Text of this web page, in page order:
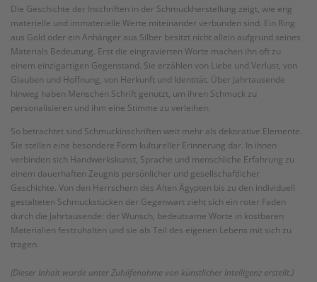
Die Geschichte der Inschriften in der Schmuckherstellung zeigt, wie eng
materielle und immaterielle Werte miteinander verbunden sind. Ein Ring
aus Gold oder ein Anhänger aus Silber besitzt nicht allein aufgrund seines
Materials Bedeutung. Erst die eingravierten Worte machen ihn oft zu
einem einzigartigen Gegenstand. Sie erzählen von Liebe und Verlust, von
Glauben und Hoffnung, von Herkunft und Identität. Über Jahrtausende
hinweg haben Menschen Schrift genutzt, um ihren Schmuck zu
personalisieren und ihm eine Stimme zu verleihen.
So betrachtet sind Schmuckinschriften weit mehr als dekorative Elemente.
Sie stellen eine besondere Form kultureller Erinnerung dar. In ihnen
verbinden sich Handwerkskunst, Sprache und menschliche Erfahrung zu
einem dauerhaften Zeugnis persönlicher und gesellschaftlicher
Geschichte. Von den Herrschern des Alten Ägypten bis zu den individuell
gestalteten Schmuckstücken der Gegenwart zieht sich ein roter Faden
durch die Jahrtausende: der Wunsch, bedeutsame Worte in kostbaren
Materialien festzuhalten und sie als Teil des eigenen Lebens mit sich zu
tragen.
(Dieser Inhalt wurde unter Zuhilfenahme von künstlicher Intelligenz erstellt.)